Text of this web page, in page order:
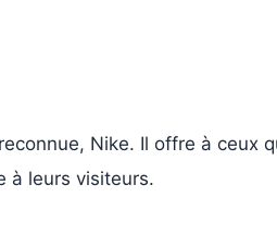
Nike. Il offre à ceux
à leurs visiteurs.